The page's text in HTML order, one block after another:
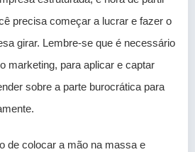
precisa começar a lucrar e fazer o
girar. Lembre-se que é necessário
marketing, para aplicar e captar
sobre a parte burocrática para
de colocar a mão na massa e